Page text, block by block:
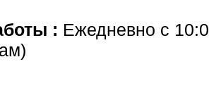
: Ежедневно с